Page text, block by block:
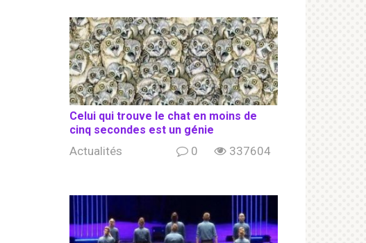
Celui qui trouve le chat en moins de
cinq secondes est un génie
Actualités 0 337604